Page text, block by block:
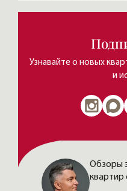
Узнавайте о новых
и
Обзоры
квартир